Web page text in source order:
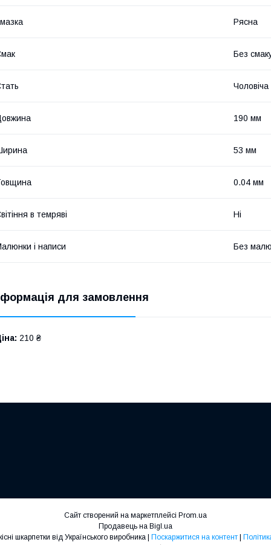
Рясна
Без
Чоловіча
190 мм
53 мм
0.04 мм
в темряві Ні
і написи Без
для замовлення
210 ₴
Сайт створений на маркетплейсі Prom.ua
Продавець на Bigl.ua
Поскаржитися на контент